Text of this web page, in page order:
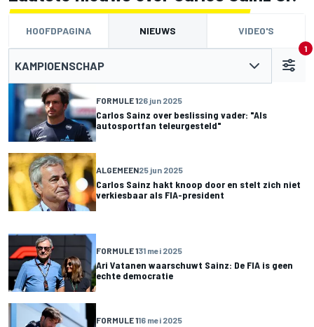
HOOFDPAGINA NIEUWS VIDEO'S
KAMPIOENSCHAP
1
FORMULE 126 jun 2025
Carlos Sainz over beslissing vader: "Als
autosportfan teleurgesteld"
ALGEMEEN25 jun 2025
Carlos Sainz hakt knoop door en stelt zich niet
verkiesbaar als FIA-president
FORMULE 131 mei 2025
Ari Vatanen waarschuwt Sainz: De FIA is geen
echte democratie
FORMULE 116 mei 2025